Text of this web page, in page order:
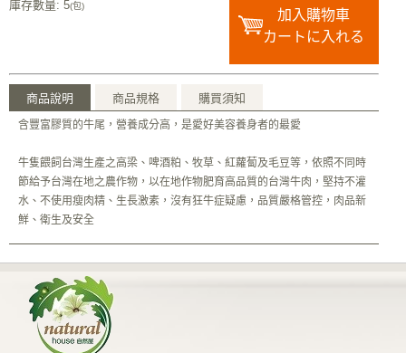
庫存數量: 5(包)
加入購物車
カートに入れる
商品說明 商品規格 購買須知
含豐富膠質的牛尾，營養成分高，是愛好美容養身者的最愛
牛隻餵飼台灣生產之高梁、啤酒粕、牧草、紅蘿蔔及毛豆等，依照不同時
節給予台灣在地之農作物，以在地作物肥育高品質的台灣牛肉，堅持不灌
水、不使用瘦肉精、生長激素，沒有狂牛症疑慮，品質嚴格管控，肉品新
鮮、衛生及安全